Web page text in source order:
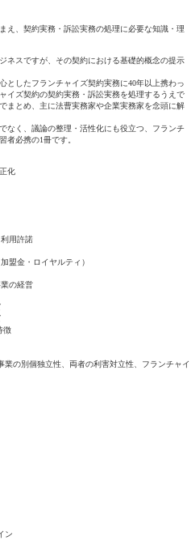
え、契約実務・訴訟実務の処理に必要な知識・理
ネスですが、その契約における基礎的概念の提示
としたフランチャイズ契約実務に40年以上携わっ
イズ契約の契約実務・訴訟実務を処理するうえで
まとめ、主に法曹実務家や企業実務家を念頭に解
なく、議論の整理・活性化にも役立つ、フランチ
者必携の1冊です。
化
用許諾
盟金・ロイヤルティ）
の経営
徴
の別個独立性、両者の利害対立性、フランチャイ
ン